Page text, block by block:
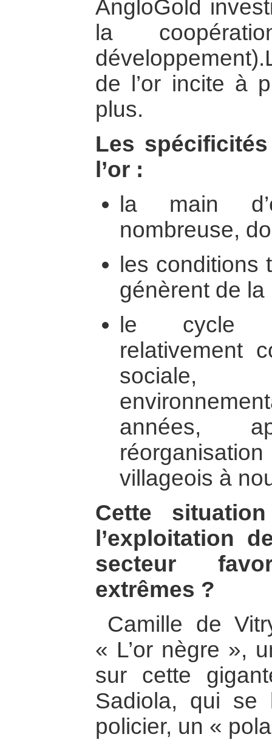
AngloGold
la
de l’or incite à
plus.
Les
l’or :
la main
nombreuse,
les conditions
génèrent de la
le cycle
relativement
sociale,
années,
villageois à
Cette
l’exploitation
secteur
extrêmes ?
Camille de
« L’or nègre »,
sur cette
Sadiola, qui se
policier, un «